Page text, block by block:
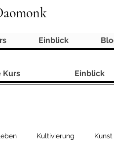
Einblick
Kultivierung Kunst
Kurs Einblick